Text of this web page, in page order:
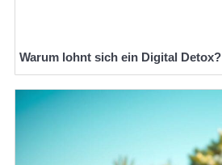
Warum lohnt sich ein Digital Detox?